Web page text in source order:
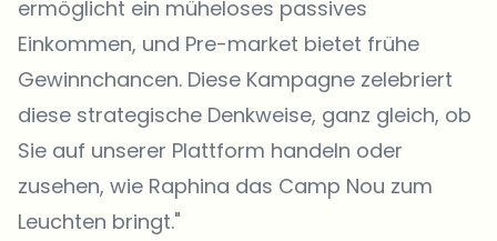
ermöglicht ein müheloses passives
Einkommen, und Pre-market bietet frühe
Gewinnchancen. Diese Kampagne zelebriert
diese strategische Denkweise, ganz gleich, ob
Sie auf unserer Plattform handeln oder
zusehen, wie Raphina das Camp Nou zum
Leuchten bringt."